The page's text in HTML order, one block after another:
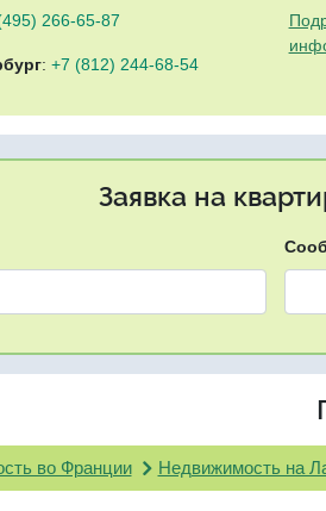
266-65-87
: +7 (812) 244-68-54
Заявка на
во Франции Недвижимость на